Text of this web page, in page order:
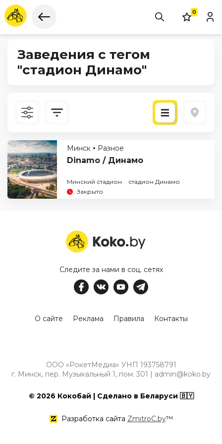
0
Заведения с тегом
"стадион Динамо"
По рейтингуМинск Разное
Dinamo / Динамо
Минский стадион
стадион Динамо
Закрыто
Следите за нами в соц. сетях
О сайте Реклама Правила Контакты
ООО «РокетМедиа» УНП 193758791
г. Минск, пер. Музыкальный 1, пом. 301 | admin@koko.by
© 2026 Кокобай | Сделано в Беларуси 🇧🇾
Разработка сайта ZmitroC.by™